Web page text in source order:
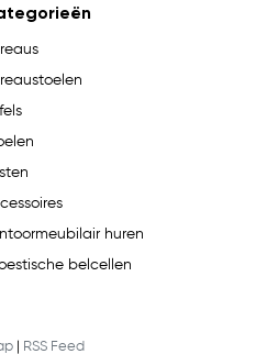
huren
belcellen
RSS Feed